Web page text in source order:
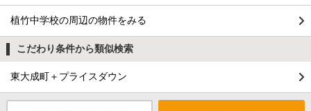
植竹中学校の周辺の物件をみる
こだわり条件から類似検索
東大成町＋プライスダウン